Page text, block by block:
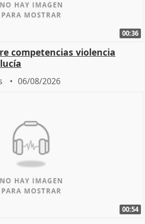
00:36
competencias violencia
06/08/2026
00:54